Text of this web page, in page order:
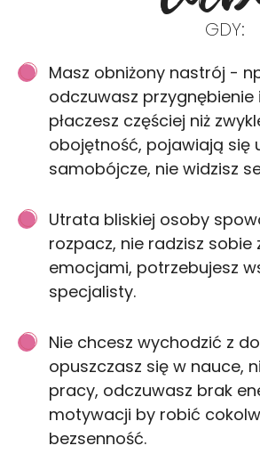
GDY:
Masz obniżony nastrój -
odczuwasz przygnębienie
płaczesz częściej niż
obojętność, pojawiają się
samobójcze, nie widzisz
Utrata bliskiej osoby
rozpacz, nie radzisz sobie
emocjami, potrzebujesz
specjalisty.
Nie chcesz wychodzić z
opuszczasz się w nauce,
pracy, odczuwasz brak
motywacji by robić
bezsenność.